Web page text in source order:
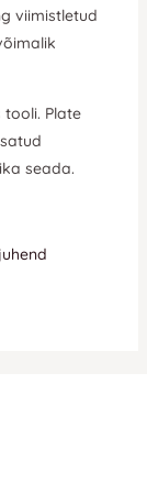
viimistletud
Plate
seada.